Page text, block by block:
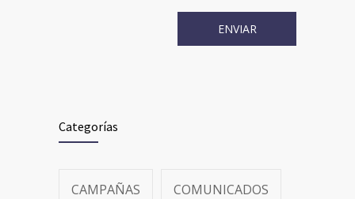
Categorías
CAMPAÑAS COMUNICADOS